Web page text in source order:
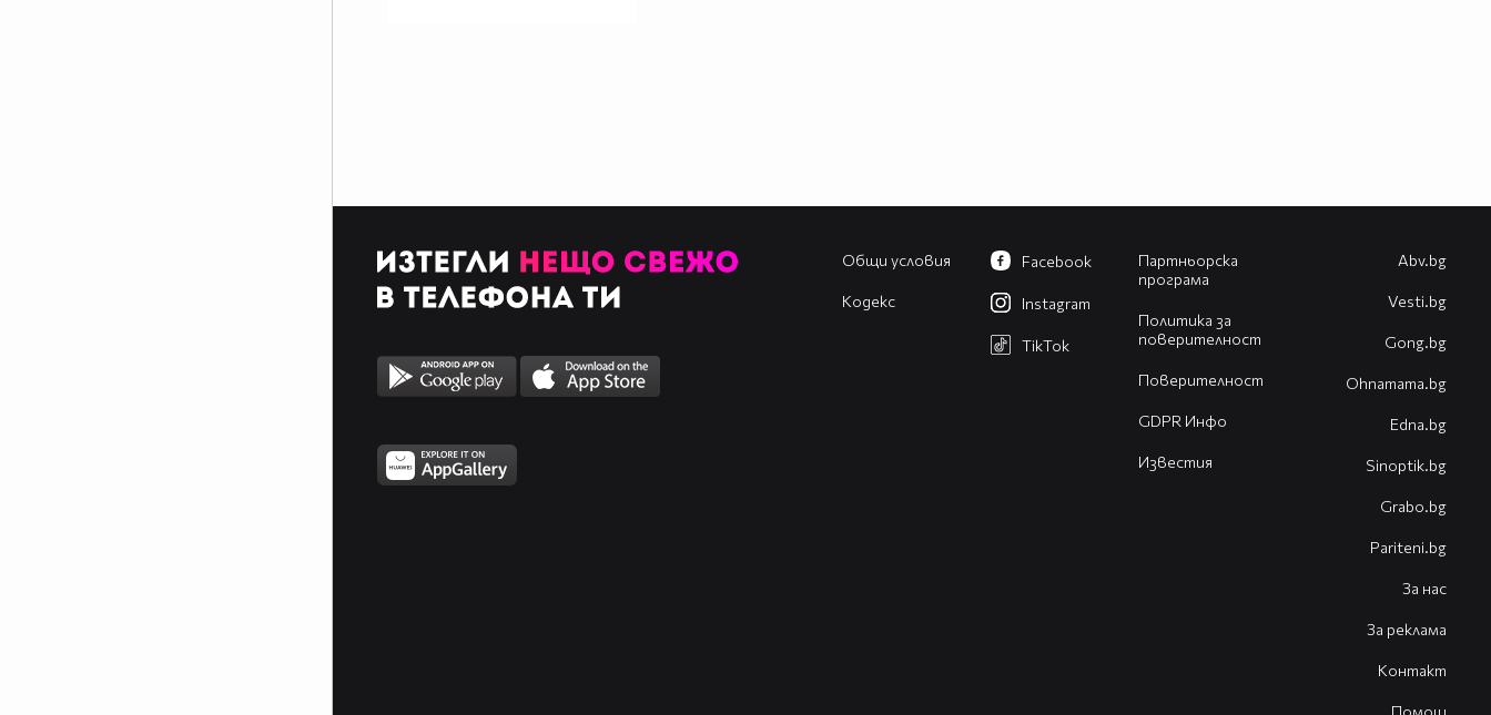
Общи условия
Кодекс
Партньорска
програма
Политика за
поверителност
Поверителност
GDPR Инфо
Известия
Facebook
Instagram
TikTok
Abv.bg
Vesti.bg
Gong.bg
Оhnamama.bg
Edna.bg
Sinoptik.bg
Grabo.bg
Pariteni.bg
За нас
За реклама
Контакт